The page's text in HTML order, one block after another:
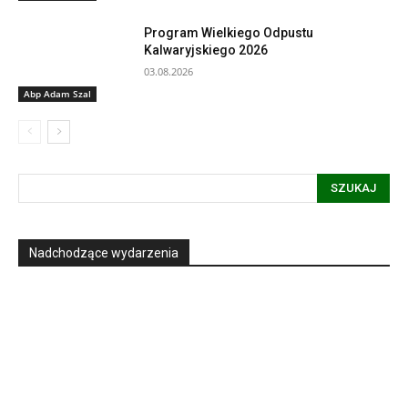
Abp Adam Szal
Program Wielkiego Odpustu
Kalwaryjskiego 2026
03.08.2026
SZUKAJ
Nadchodzące wydarzenia